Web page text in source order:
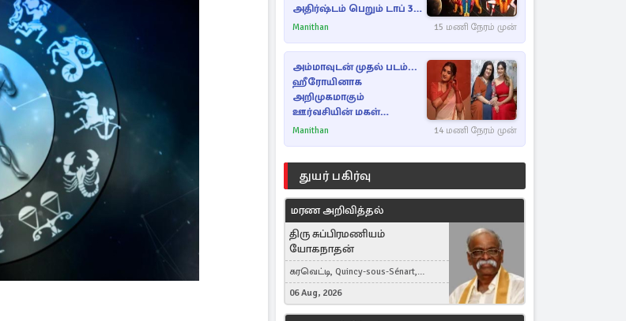
அதிர்ஷ்டம் பெறும் டாப் 3
ராசிகள்!
Manithan 15 மணி நேரம் முன்
அம்மாவுடன் முதல் படம்...
ஹீரோயினாக
அறிமுகமாகும்
ஊர்வசியின் மகள்
தேஜலட்சுமி!
Manithan 14 மணி நேரம் முன்
துயர் பகிர்வு
மரண அறிவித்தல்
திரு சுப்பிரமணியம்
யோகநாதன்
கரவெட்டி, Quincy-sous-Sénart,
France
06 Aug, 2026